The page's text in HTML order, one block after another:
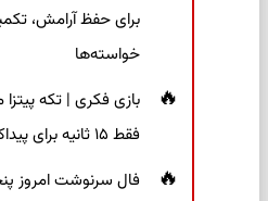
برای حفظ آرامش،
خواسته‌ها
بازی فکری | تکه
فقط ۱۵ ثانیه برای پیداکردنش وقت دارید